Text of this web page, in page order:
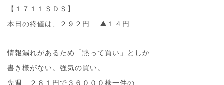
【１７１１ＳＤＳ】
本日の終値は、２９２円 ▲１４円
情報漏れがあるため「黙って買い」としか
書き様がない。強気の買い。
先週、２８１円で３６０００株一件の